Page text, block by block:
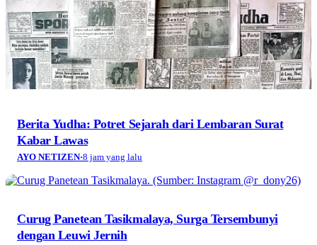
Berita Yudha: Potret Sejarah dari Lembaran Surat
Kabar Lawas
AYO NETIZEN·8 jam yang lalu
Curug Panetean Tasikmalaya, Surga Tersembunyi
dengan Leuwi Jernih